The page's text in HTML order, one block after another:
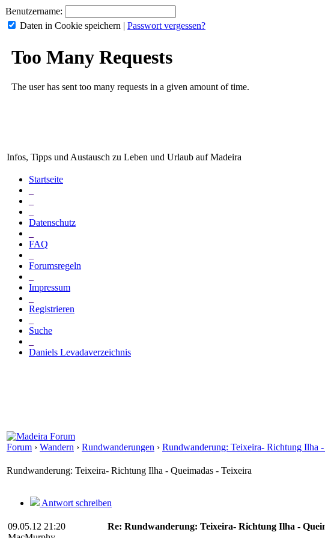
Benutzername:
Daten in Cookie speichern | Passwort vergessen?
Infos, Tipps und Austausch zu Leben und Urlaub auf Madeira
Startseite
Datenschutz
FAQ
Forumsregeln
Impressum
Registrieren
Suche
Daniels Levadaverzeichnis
Forum › Wandern › Rundwanderungen › Rundwanderung: Teixeira- Richtung Ilha
Rundwanderung: Teixeira- Richtung Ilha - Queimadas - Teixeira
Antwort schreiben
09.05.12 21:20
Re: Rundwanderung: Teixeira- Richtung Ilha -